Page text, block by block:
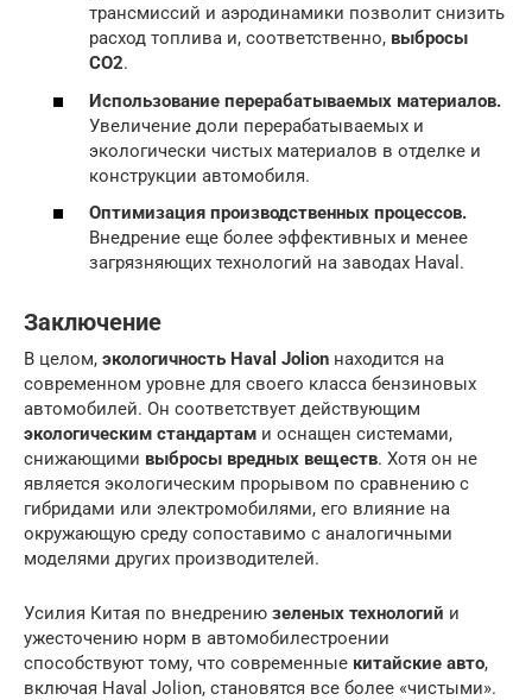
трансмиссий и аэродинамики позволит снизить
расход топлива и, соответственно, выбросы
CO2.
Использование перерабатываемых материалов.
Увеличение доли перерабатываемых и
экологически чистых материалов в отделке и
конструкции автомобиля.
Оптимизация производственных процессов.
Внедрение еще более эффективных и менее
загрязняющих технологий на заводах Haval.
Заключение
В целом, экологичность Haval Jolion находится на
современном уровне для своего класса бензиновых
автомобилей. Он соответствует действующим
экологическим стандартам и оснащен системами,
снижающими выбросы вредных веществ. Хотя он не
является экологическим прорывом по сравнению с
гибридами или электромобилями, его влияние на
окружающую среду сопоставимо с аналогичными
моделями других производителей.
Усилия Китая по внедрению зеленых технологий и
ужесточению норм в автомобилестроении
способствуют тому, что современные китайские авто,
включая Haval Jolion, становятся все более «чистыми».